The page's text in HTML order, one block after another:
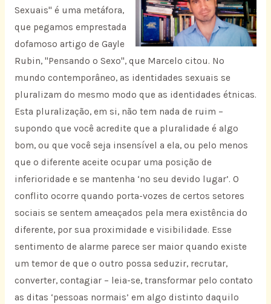
Sexuais" é uma metáfora,
que pegamos emprestada
dofamoso artigo de Gayle
Rubin, "Pensando o Sexo", que Marcelo citou. No
mundo contemporâneo, as identidades sexuais se
pluralizam do mesmo modo que as identidades étnicas.
Esta pluralização, em si, não tem nada de ruim –
supondo que você acredite que a pluralidade é algo
bom, ou que você seja insensível a ela, ou pelo menos
que o diferente aceite ocupar uma posição de
inferioridade e se mantenha ‘no seu devido lugar’. O
conflito ocorre quando porta-vozes de certos setores
sociais se sentem ameaçados pela mera existência do
diferente, por sua proximidade e visibilidade. Esse
sentimento de alarme parece ser maior quando existe
um temor de que o outro possa seduzir, recrutar,
converter, contagiar – leia-se, transformar pelo contato
as ditas ‘pessoas normais’ em algo distinto daquilo